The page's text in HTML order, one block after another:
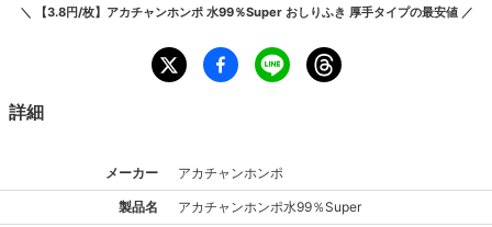
＼ 【3.8円/枚】アカチャンホンポ 水99％Super おしりふき 厚手タイプの最安値 ／
詳細
メーカー アカチャンホンポ
製品名 アカチャンホンポ水99％Super